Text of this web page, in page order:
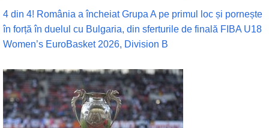
4 din 4! România a încheiat Grupa A pe primul loc și pornește
în forță în duelul cu Bulgaria, din sferturile de finală FIBA U18
Women’s EuroBasket 2026, Division B